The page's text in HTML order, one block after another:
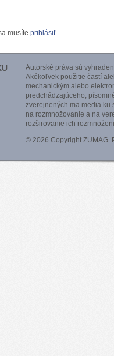
musíte prihlásiť.
Autorské práva sú
Akékoľvek použitie častí
mechanickým alebo
predchádzajúceho,
zverejnených ma
na rozmnožovanie a na
rozširovanie ich
© 2026 Copyright ZUMAG.